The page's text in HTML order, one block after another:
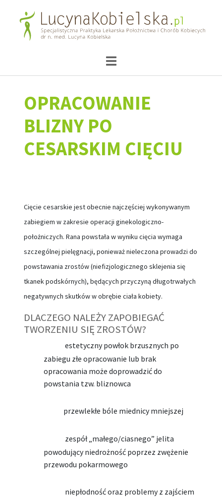
OPRACOWANIE
BLIZNY PO
CESARSKIM CIĘCIU
Cięcie cesarskie jest obecnie najczęściej wykonywanym
zabiegiem w zakresie operacji ginekologiczno-
położniczych. Rana powstała w wyniku cięcia wymaga
szczególnej pielęgnacji, ponieważ nieleczona prowadzi do
powstawania zrostów (niefizjologicznego sklejenia się
tkanek podskórnych), będących przyczyną długotrwałych
negatywnych skutków w obrębie ciała kobiety.
DLACZEGO NALEŻY ZAPOBIEGAĆ
TWORZENIU SIĘ ZROSTÓW?
estetyczny powłok brzusznych po
zabiegu złe opracowanie lub brak
opracowania może doprowadzić do
powstania tzw. bliznowca
przewlekłe bóle miednicy mniejszej
zespół „małego/ciasnego” jelita
powodujący niedrożność poprzez zwężenie
przewodu pokarmowego
niepłodność oraz problemy z zajściem